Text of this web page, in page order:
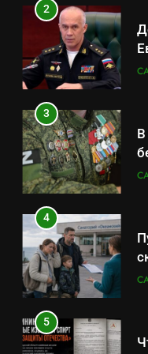
2
3
В
4
5